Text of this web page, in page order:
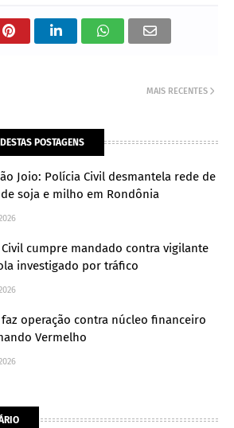
MAIS RECENTES
POSTAGENS
Joio: Polícia Civil desmantela rede de
soja e milho em Rondônia
cumpre mandado contra vigilante
investigado por tráfico
operação contra núcleo financeiro
Vermelho